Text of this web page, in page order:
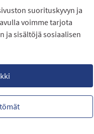
suorituskyvyn ja
voimme tarjota
ja sisältöjä sosiaalisen
kysytyt kysymykset
datatiedostot
ohjelmiston